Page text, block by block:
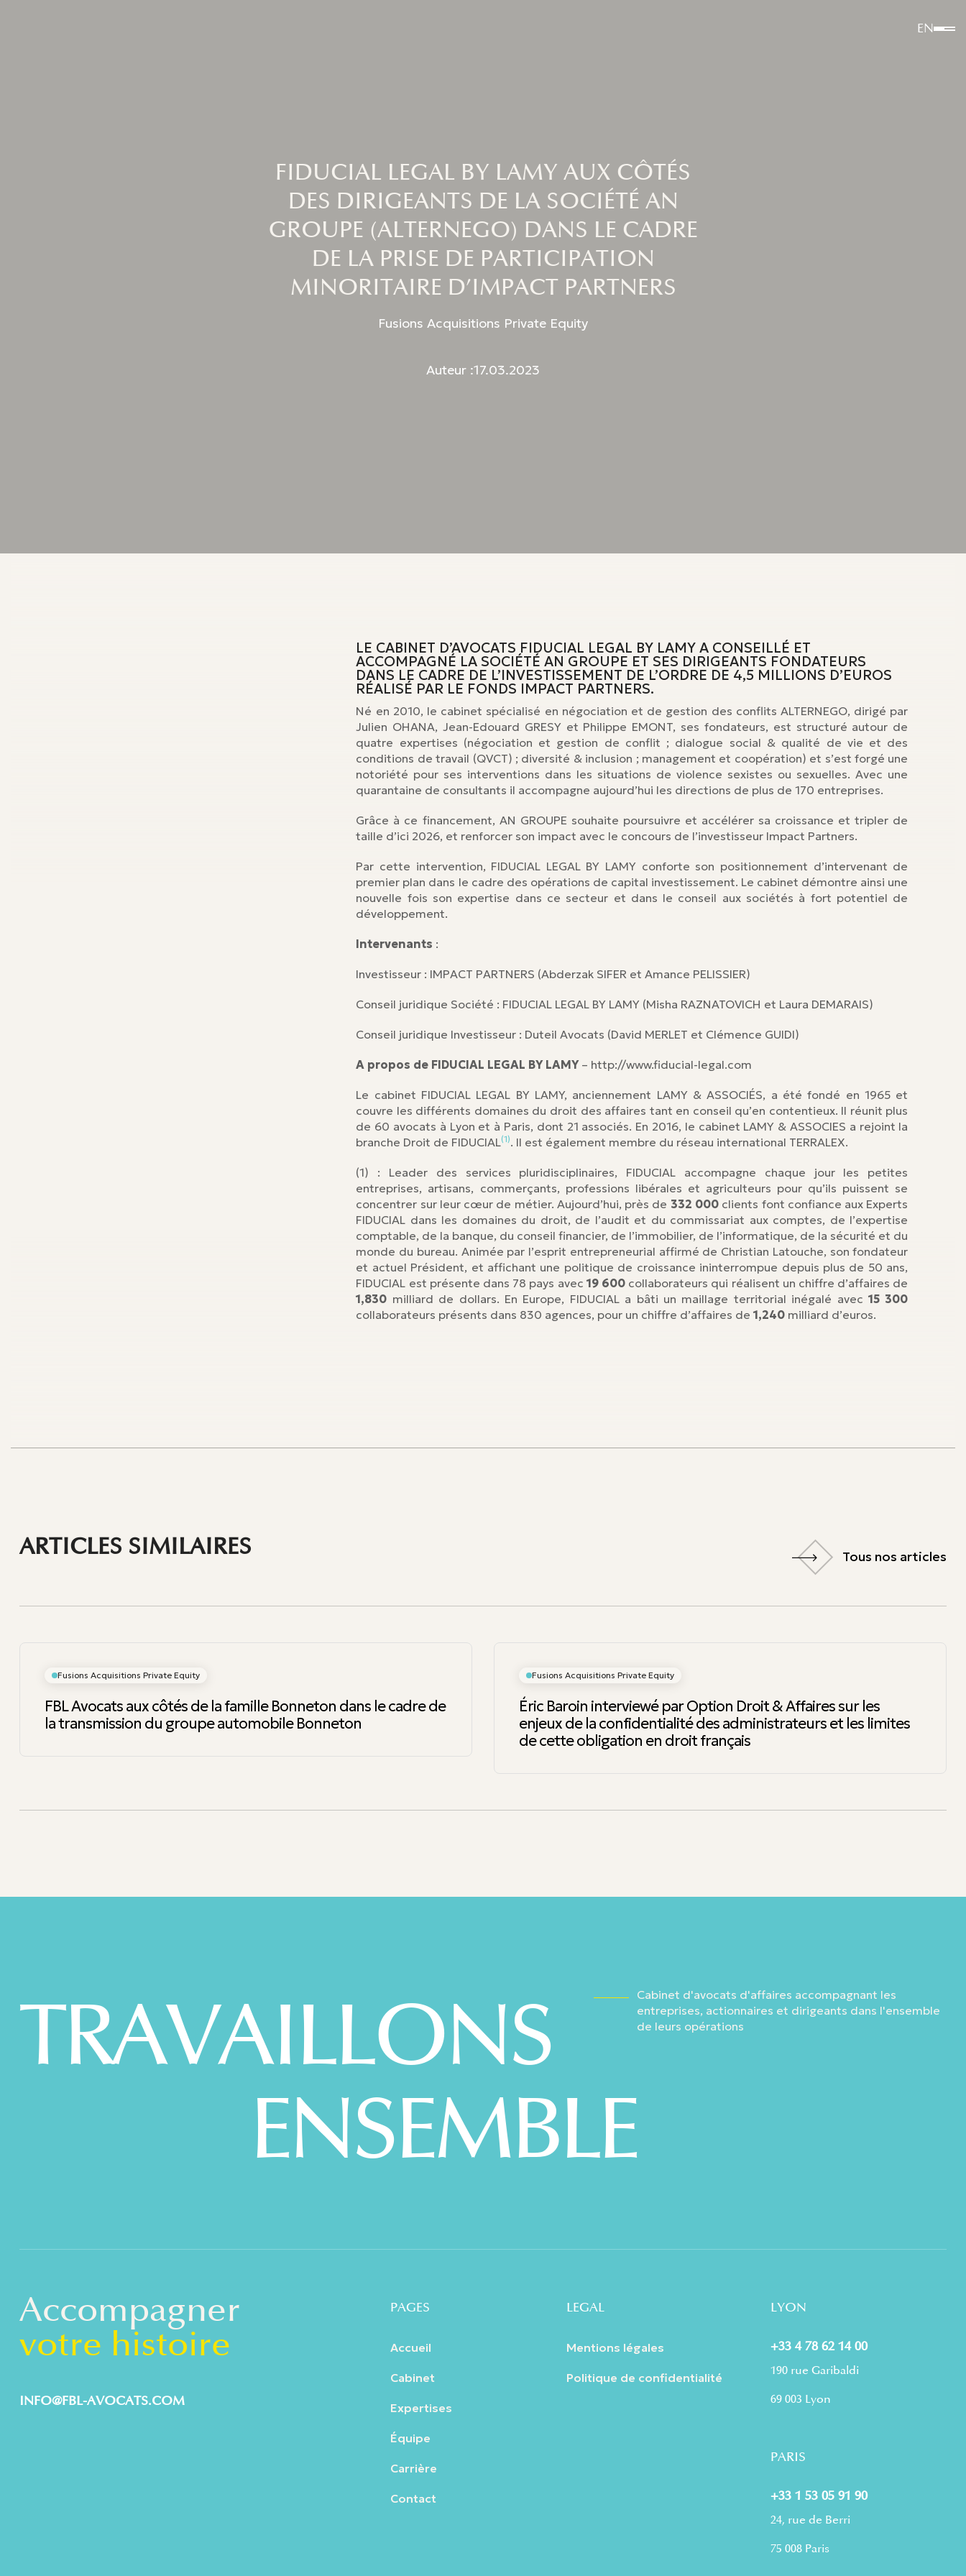
EN
FIDUCIAL LEGAL BY LAMY AUX CÔTÉS
DES DIRIGEANTS DE LA SOCIÉTÉ AN
GROUPE (ALTERNEGO) DANS LE CADRE
DE LA PRISE DE PARTICIPATION
MINORITAIRE D’IMPACT PARTNERS
Fusions Acquisitions Private Equity
Auteur :17.03.2023
LE CABINET D’AVOCATS FIDUCIAL LEGAL BY LAMY A CONSEILLÉ ET
ACCOMPAGNÉ LA SOCIÉTÉ AN GROUPE ET SES DIRIGEANTS FONDATEURS
DANS LE CADRE DE L’INVESTISSEMENT DE L’ORDRE DE 4,5 MILLIONS D’EUROS
RÉALISÉ PAR LE FONDS IMPACT PARTNERS.
Né en 2010, le cabinet spécialisé en négociation et de gestion des conflits ALTERNEGO, dirigé par
Julien OHANA, Jean-Edouard GRESY et Philippe EMONT, ses fondateurs, est structuré autour de
quatre expertises (négociation et gestion de conflit ; dialogue social & qualité de vie et des
conditions de travail (QVCT) ; diversité & inclusion ; management et coopération) et s’est forgé une
notoriété pour ses interventions dans les situations de violence sexistes ou sexuelles. Avec une
quarantaine de consultants il accompagne aujourd’hui les directions de plus de 170 entreprises.
Grâce à ce financement, AN GROUPE souhaite poursuivre et accélérer sa croissance et tripler de
taille d’ici 2026, et renforcer son impact avec le concours de l’investisseur Impact Partners.
Par cette intervention, FIDUCIAL LEGAL BY LAMY conforte son positionnement d’intervenant de
premier plan dans le cadre des opérations de capital investissement. Le cabinet démontre ainsi une
nouvelle fois son expertise dans ce secteur et dans le conseil aux sociétés à fort potentiel de
développement.
Intervenants :
Investisseur : IMPACT PARTNERS (Abderzak SIFER et Amance PELISSIER)
Conseil juridique Société : FIDUCIAL LEGAL BY LAMY (Misha RAZNATOVICH et Laura DEMARAIS)
Conseil juridique Investisseur : Duteil Avocats (David MERLET et Clémence GUIDI)
A propos de FIDUCIAL LEGAL BY LAMY– http://www.fiducial-legal.com
Le cabinet FIDUCIAL LEGAL BY LAMY, anciennement LAMY & ASSOCIÉS, a été fondé en 1965 et
couvre les différents domaines du droit des affaires tant en conseil qu’en contentieux. Il réunit plus
de 60 avocats à Lyon et à Paris, dont 21 associés. En 2016, le cabinet LAMY & ASSOCIES a rejoint la
branche Droit de FIDUCIAL(1). Il est également membre du réseau international TERRALEX.
(1) : Leader des services pluridisciplinaires, FIDUCIAL accompagne chaque jour les petites
entreprises, artisans, commerçants, professions libérales et agriculteurs pour qu’ils puissent se
concentrer sur leur cœur de métier. Aujourd’hui, près de 332 000 clients font confiance aux Experts
FIDUCIAL dans les domaines du droit, de l’audit et du commissariat aux comptes, de l’expertise
comptable, de la banque, du conseil financier, de l’immobilier, de l’informatique, de la sécurité et du
monde du bureau. Animée par l’esprit entrepreneurial affirmé de Christian Latouche, son fondateur
et actuel Président, et affichant une politique de croissance ininterrompue depuis plus de 50 ans,
FIDUCIAL est présente dans 78 pays avec 19 600collaborateurs qui réalisent un chiffre d’affaires de
1,830 milliard de dollars. En Europe, FIDUCIAL a bâti un maillage territorial inégalé avec 15 300
collaborateurs présents dans 830 agences, pour un chiffre d’affaires de1,240 milliard d’euros.
ARTICLES SIMILAIRES Tous nos articles
Fusions Acquisitions Private Equity
FBL Avocats aux côtés de la famille Bonneton dans le cadre de
la transmission du groupe automobile Bonneton
Fusions Acquisitions Private Equity
Éric Baroin interviewé par Option Droit & Affaires sur les
enjeux de la confidentialité des administrateurs et les limites
de cette obligation en droit français
TRAVAILLONS
ENSEMBLE
Cabinet d'avocats d'affaires accompagnant les
entreprises, actionnaires et dirigeants dans l'ensemble
de leurs opérations
Accompagner
votre histoire
INFO@FBL-AVOCATS.COM
PAGES
Accueil
Cabinet
Expertises
Équipe
Carrière
Contact
LEGAL
Mentions légales
Politique de confidentialité
LYON
+33 4 78 62 14 00
190 rue Garibaldi
69 003 Lyon
PARIS
+33 1 53 05 91 90
24, rue de Berri
75 008 Paris